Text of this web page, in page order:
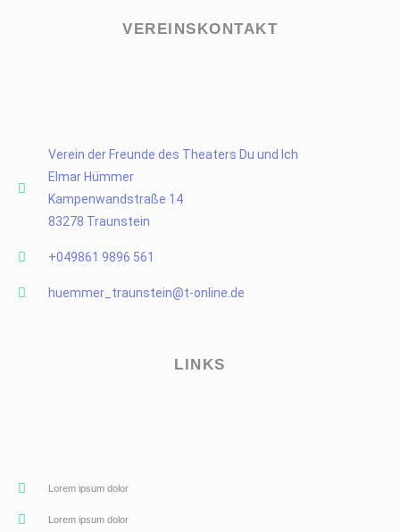
VEREINSKONTAKT
Verein der Freunde des Theaters Du und Ich
Elmar Hümmer
Kampenwandstraße 14
83278 Traunstein
+049861 9896 561
huemmer_traunstein@t-online.de
LINKS
Lorem ipsum dolor
Lorem ipsum dolor